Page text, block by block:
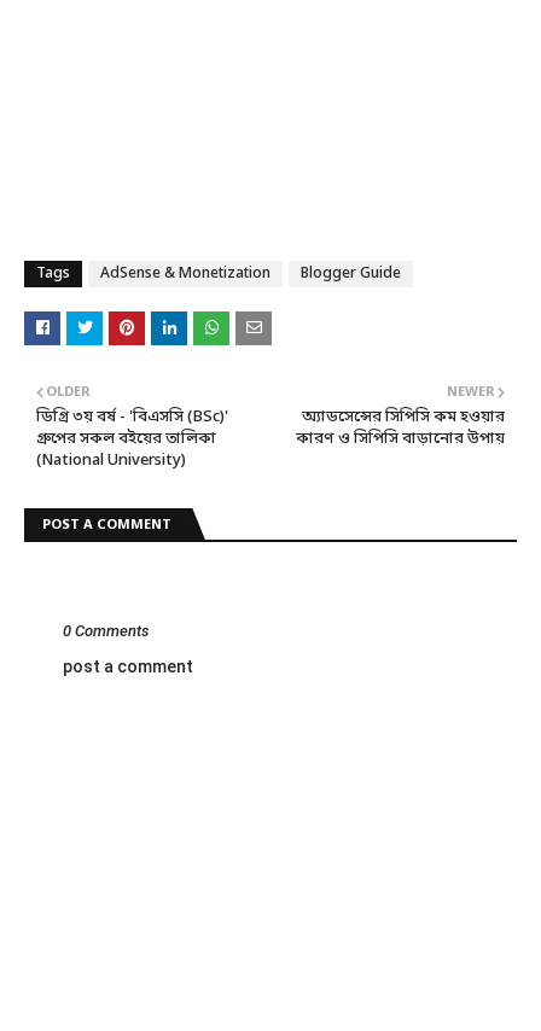
Tags AdSense & Monetization Blogger Guide
NEWER
অ্যাডসেন্সের সিপিসি কম হওয়ার
কারণ ও সিপিসি বাড়ানোর উপায়
OLDER
ডিগ্রি ৩য় বর্ষ - 'বিএসসি (BSc)'
গ্রুপের সকল বইয়ের তালিকা
(National University)
POST A COMMENT
0 Comments
post a comment